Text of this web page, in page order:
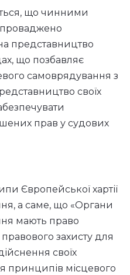
що чинними
представництво
що позбавляє
самоврядування з
своїх
прав у судових
Європейської хартії
а саме, що «Органи
мають право
захисту для
своїх
принципів місцевого